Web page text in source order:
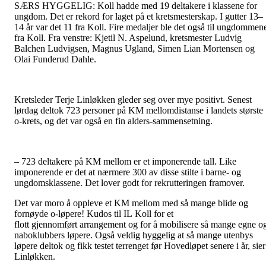
SÆRS HYGGELIG: Koll hadde med 19 deltakere i klassene for
ungdom. Det er rekord for laget på et kretsmesterskap. I gutter 13–
14 år var det 11 fra Koll. Fire medaljer ble det også til
fra Koll. Fra venstre: Kjetil N. Aspelund, kretsmester Ludvig
Balchen Ludvigsen, Magnus Ugland, Simen Lian Mortensen og
Olai Funderud Dahle.
Kretsleder Terje Linløkken gleder seg over mye positivt. Senest
lørdag deltok 723 personer på KM mellomdistanse i landets største
o-krets, og det var også en fin alders-sammensetning.
– 723 deltakere på KM mellom er et imponerende tall. Like
imponerende er det at nærmere 300 av disse stilte i barne- og
ungdomsklassene. Det lover godt for rekrutteringen framover.
Det var moro å oppleve et KM mellom med så mange blide og
fornøyde o-løpere! Kudos til IL Koll for et
flott gjennomført arrangement og for å mobilisere så mange egne
naboklubbers løpere. Også veldig hyggelig at så mange utenbys
løpere deltok og fikk testet terrenget før Hovedløpet senere i år, sier
Linløkken.